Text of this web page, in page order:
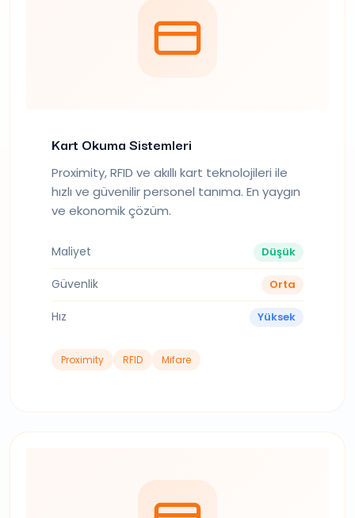
Kart Okuma Sistemleri
Proximity, RFID ve akıllı kart teknolojileri ile
hızlı ve güvenilir personel tanıma. En yaygın
ve ekonomik çözüm.
Maliyet Düşük
Güvenlik Orta
Hız Yüksek
Proximity RFID Mifare